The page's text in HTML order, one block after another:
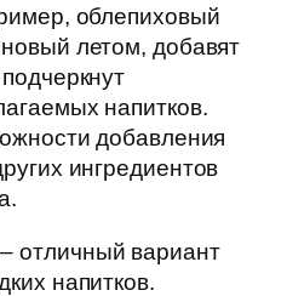
облепиховый
летом, добавят
напитков.
добавления
ингредиентов
отличный вариант
напитков.